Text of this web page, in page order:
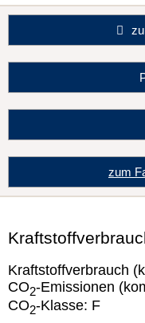
zum
Kraftstoffverbrauch
CO2-Emissionen
CO2-Klasse: F